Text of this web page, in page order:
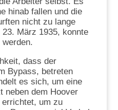
hinab fallen und die
nicht zu lange
März 1935, konnte
dass der
Bypass, betreten
es sich, um eine
neben dem Hoover
um zu